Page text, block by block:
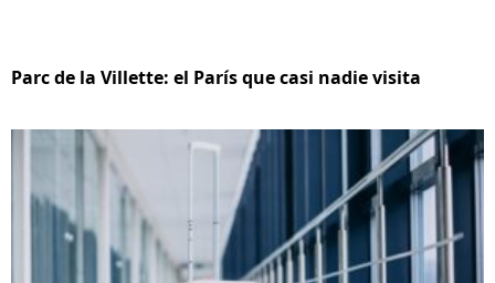
Parc de la Villette: el París que casi nadie visita